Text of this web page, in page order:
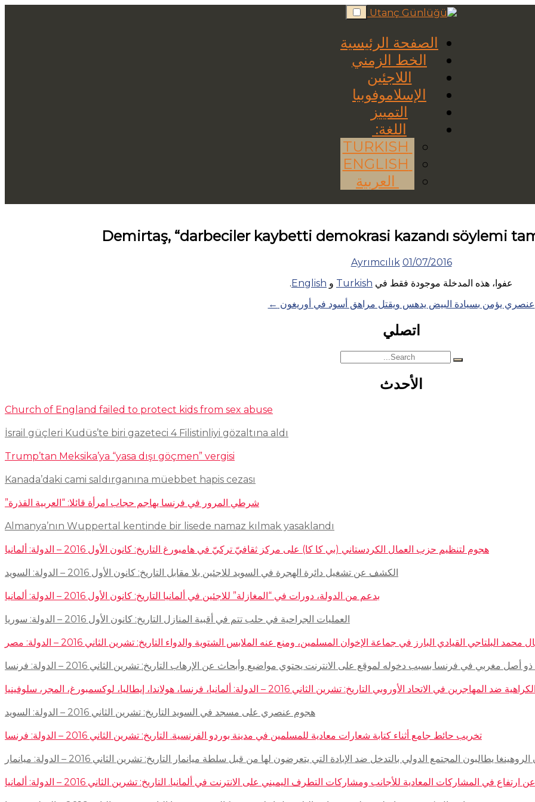
Skip
to
الصفحة الرئيسية
الخط الزمني
اللاجئين
الإسلاموفوبيا
التمييز
اللغة:
العربية
Demirtaş, “darbeciler kaybetti demokrasi kazandı söylemi
01/07/2016
Ayrımcılık
عفوا، هذه المدخلة موجودة فقط في Turkish و English
.
عنصري يؤمن بسيادة البيض يدهس ويقتل مراهق أسود في أوريغون ←
اتصلي
Search
for:
الأحدث
Church of England failed to protect kids from sex abuse
İsrail güçleri Kudüs’te biri gazeteci 4 Filistinliyi gözaltına aldı
Trump’tan Meksika’ya “yasa dışı göçmen” vergisi
Kanada’daki cami saldırganına müebbet hapis cezası
شرطي المرور في فرنسا يهاجم حجاب امرأة قائلا: “العربية القذرة”
Almanya’nın Wuppertal kentinde bir lisede namaz kılmak yasaklandı
هجوم لتنظيم حزب العمال الكردستاني (بي كا كا) على مركز ثقافيّ تركيّ في هامبورغ التاريخ: كانون الأول 2016 – الدولة: ألمانيا
الكشف عن تشغيل دائرة الهجرة في السويد للاجئين بلا مقابل التاريخ: كانون الأول 2016 – الدولة: السويد
بدعم من الدولة، دورات في “المغازلة” للاجئين في ألمانيا التاريخ: كانون الأول 2016 – الدولة: ألمانيا
العمليات الجراحية في حلب تتم في أقبية المنازل التاريخ: كانون الأول 2016 – الدولة: سوريا
محمد البلتاجي القيادي البارز في جماعة الإخوان المسلمين، ومنع عنه الملابس الشتوية والدواء التاريخ: تشرين الثاني 2016 – الدولة: مصر
مغربي في فرنسا بسبب دخوله لموقع على الانترنت يحتوي مواضيع وأبحاث عن الإرهاب التاريخ: تشرين الثاني 2016 – الدولة: فرنسا
في الاتحاد الأوروبي التاريخ: تشرين الثاني 2016 – الدولة: ألمانيا، فرنسا، هولاندا، إيطاليا، لوكسمبورغ، المجر، سلوفينيا
هجوم عنصري على مسجد في السويد التاريخ: تشرين الثاني 2016 – الدولة: السويد
تخريب حائط جامع أثناء كتابة شعارات معادية للمسلمين في مدينة بوردو الفرنسية. التاريخ: تشرين الثاني 2016 – الدولة: فرنسا
يطالبون المجتمع الدولي بالتدخل ضد الإبادة التي يتعرضون لها من قبل سلطة ميانمار التاريخ: تشرين الثاني 2016 – الدولة: ميانمار
في المشاركات المعادية للأجانب ومشاركات التطرف اليميني على الانترنت في ألمانيا. التاريخ: تشرين الثاني 2016 – الدولة: ألمانيا